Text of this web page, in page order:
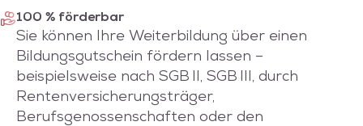
100 % förderbar
Sie können Ihre Weiterbildung über einen
Bildungsgutschein fördern lassen –
beispielsweise nach SGB II, SGB III, durch
Rentenversicherungsträger,
Berufsgenossenschaften oder den